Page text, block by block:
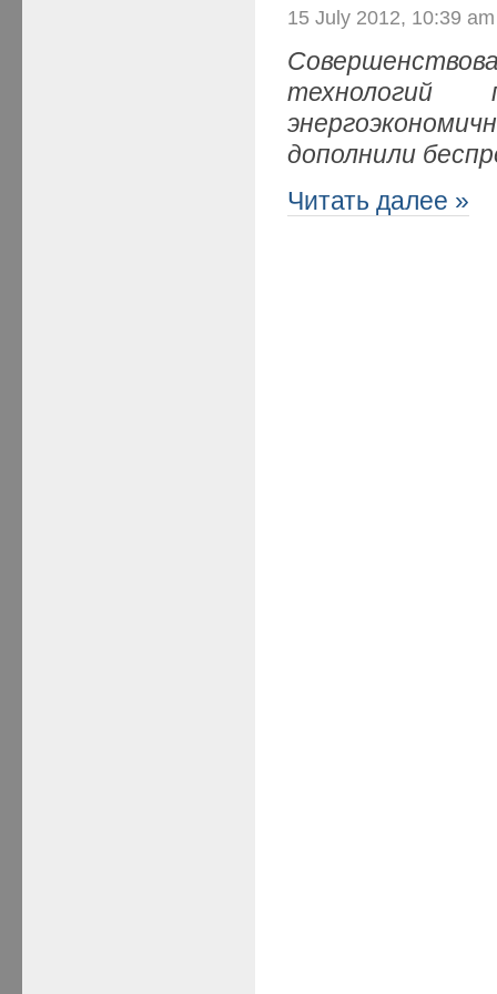
15 July 2012, 10:39 am
технологий
дополнили
Читать далее »